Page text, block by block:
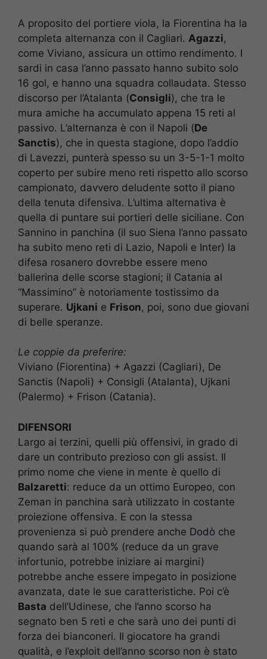
A proposito del portiere viola, la Fiorentina ha la
completa alternanza con il Cagliari. Agazzi,
come Viviano, assicura un ottimo rendimento. I
sardi in casa l’anno passato hanno subito solo
16 gol, e hanno una squadra collaudata. Stesso
discorso per l’Atalanta (Consigli), che tra le
mura amiche ha accumulato appena 15 reti al
passivo. L’alternanza è con il Napoli (De
Sanctis), che in questa stagione, dopo l’addio
di Lavezzi, punterà spesso su un 3-5-1-1 molto
coperto per subire meno reti rispetto allo scorso
campionato, davvero deludente sotto il piano
della tenuta difensiva. L’ultima alternativa è
quella di puntare sui portieri delle siciliane. Con
Sannino in panchina (il suo Siena l’anno passato
ha subito meno reti di Lazio, Napoli e Inter) la
difesa rosanero dovrebbe essere meno
ballerina delle scorse stagioni; il Catania al
“Massimino” è notoriamente tostissimo da
superare. Ujkani e Frison, poi, sono due giovani
di belle speranze.
Le coppie da preferire:
Viviano (Fiorentina) + Agazzi (Cagliari), De
Sanctis (Napoli) + Consigli (Atalanta), Ujkani
(Palermo) + Frison (Catania).
DIFENSORI
Largo ai terzini, quelli più offensivi, in grado di
dare un contributo prezioso con gli assist. Il
primo nome che viene in mente è quello di
Balzaretti: reduce da un ottimo Europeo, con
Zeman in panchina sarà utilizzato in costante
proiezione offensiva. E con la stessa
provenienza si può prendere anche Dodò che
quando sarà al 100% (reduce da un grave
infortunio, potrebbe iniziare ai margini)
potrebbe anche essere impegato in posizione
avanzata, date le sue caratteristiche. Poi c’è
Basta dell’Udinese, che l’anno scorso ha
segnato ben 5 reti e che sarà uno dei punti di
forza dei bianconeri. Il giocatore ha grandi
qualità, e l’exploit dell’anno scorso non è stato